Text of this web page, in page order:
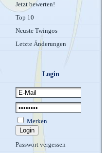
Jetzt bewerten!
Top 10
Neuste Twingos
Letzte Änderungen
Login
Merken
Passwort vergessen